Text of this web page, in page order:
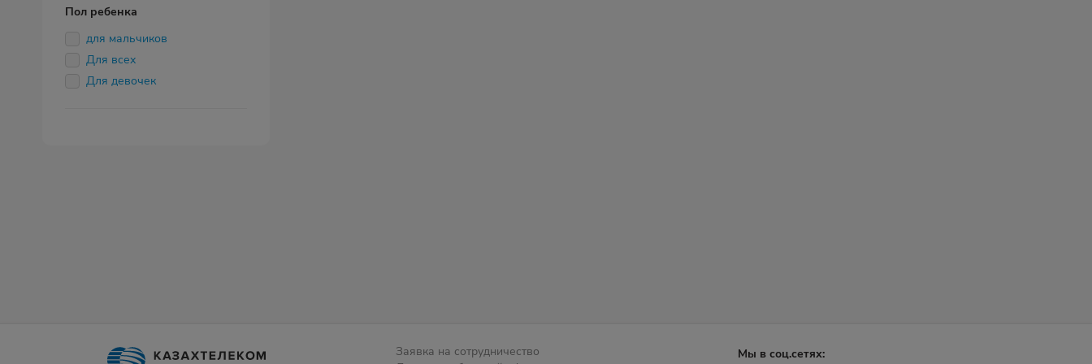
Пол ребенка
для мальчиков
Для всех
Для девочек
Заявка на сотрудничество
Мы в соц.сетях: